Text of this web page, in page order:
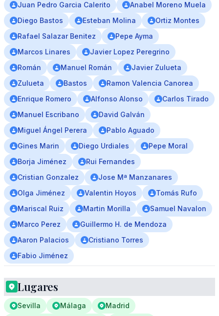
Juan Pedro Garcia Calerito
Anabel Moreno Muela
Diego Bastos
Esteban Molina
Ortiz Montes
Rafael Salazar Benitez
Pepe Ayma
Marcos Linares
Javier Lopez Peregrino
Román
Manuel Román
Javier Zulueta
Zulueta
Bastos
Ramon Valencia Canorea
Enrique Romero
Alfonso Alonso
Carlos Tirado
Manuel Escribano
David Galván
Miguel Ángel Perera
Pablo Aguado
Gines Marin
Diego Urdiales
Pepe Moral
Borja Jiménez
Rui Fernandes
Cristian Gonzalez
Jose Mª Manzanares
Olga Jiménez
Valentin Hoyos
Tomás Rufo
Mariscal Ruiz
Martin Morilla
Samuel Navalon
Marco Perez
Guillermo H. de Mendoza
Aaron Palacios
Cristiano Torres
Fabio Jiménez
Lugares
Sevilla Málaga
Madrid